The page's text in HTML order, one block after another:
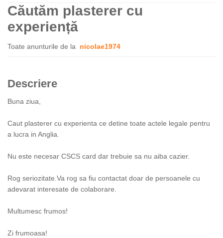
Căutăm plasterer cu
experiență
Toate anunturile de la nicolae1974
Descriere
Buna ziua,
Caut plasterer cu experienta ce detine toate actele legale pentru
a lucra in Anglia.
Nu este necesar CSCS card dar trebuie sa nu aiba cazier.
Rog seriozitate.Va rog sa fiu contactat doar de persoanele cu
adevarat interesate de colaborare.
Multumesc frumos!
Zi frumoasa!